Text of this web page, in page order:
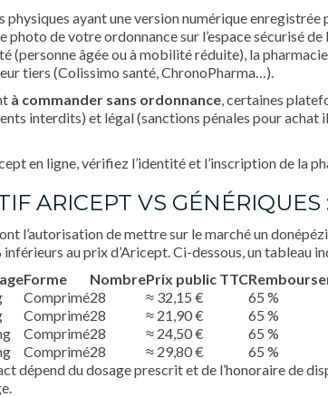
physiques ayant une version numérique
photo de votre ordonnance sur l’espace sécurisé
(personne âgée ou à mobilité réduite), la
tiers (Colissimo santé, ChronoPharma…).
à commander sans ordonnance, certaines
interdits) et légal (sanctions pénales pour
en ligne, vérifiez l’identité et l’inscription de la
ARICEPT VS
l’autorisation de mettre sur le marché un
inférieurs au prix d’Aricept. Ci-dessous, un
Forme NombrePrix public TTC
Comprimé28 ≈ 32,15 €
65 %
Comprimé28 ≈ 21,90 €
65 %
Comprimé28 ≈ 24,50 €
65 %
Comprimé28 ≈ 29,80 €
65 %
dépend du dosage prescrit et de l’honoraire de